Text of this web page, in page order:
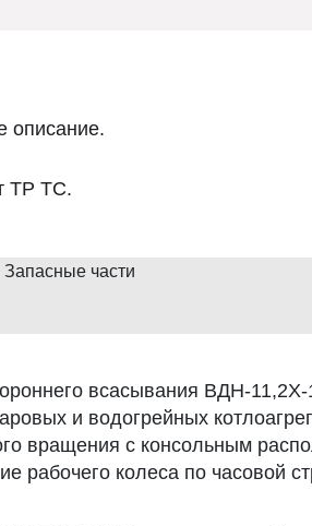
описание.
ТР ТС.
Запасные части
всасывания ВДН-11,2Х-
и водогрейных
вращения с консольным
рабочего колеса по часовой